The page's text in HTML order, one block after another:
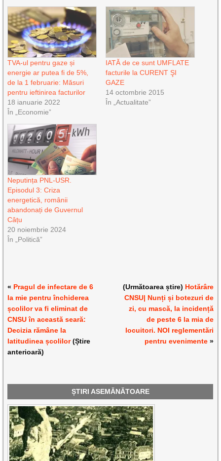
TVA-ul pentru gaze și
energie ar putea fi de 5%,
de la 1 februarie: Măsuri
pentru ieftinirea facturilor
18 ianuarie 2022
În „Economie”
IATĂ de ce sunt UMFLATE
facturile la CURENT ŞI
GAZE
14 octombrie 2015
În „Actualitate”
Neputința PNL-USR.
Episodul 3: Criza
energetică, românii
abandonați de Guvernul
Câțu
20 noiembrie 2024
În „Politică”
« Pragul de infectare de 6
la mie pentru închiderea
școlilor va fi eliminat de
CNSU în această seară:
Decizia rămâne la
latitudinea școlilor(Știre
anterioară)
(Următoarea știre) Hotărâre
CNSU| Nunți și botezuri de
zi, cu mască, la incidență
de peste 6 la mia de
locuitori. NOI reglementări
pentru evenimente»
ȘTIRI ASEMĂNĂTOARE